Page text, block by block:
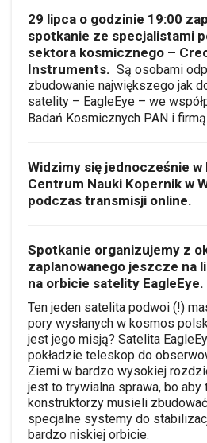
29 lipca o godzinie 19:00
spotkanie ze specjalistami
sektora kosmicznego –
Instruments. Są osobami
zbudowanie największego jak
satelity – EagleEye – we
Badań Kosmicznych PAN i firmą
Widzimy się jednocześnie w
Centrum Nauki Kopernik w
podczas transmisji online.
Spotkanie organizujemy z
zaplanowanego jeszcze na
na orbicie satelity EagleEye.
Ten jeden satelita podwoi (!)
pory wysłanych w kosmos
jest jego misją? Satelita
pokładzie teleskop do
Ziemi w bardzo wysokiej
jest to trywialna sprawa, bo aby
konstruktorzy musieli
specjalne systemy do
bardzo niskiej orbicie.